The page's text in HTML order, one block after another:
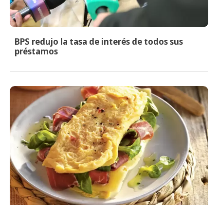
BPS redujo la tasa de interés de todos sus
préstamos